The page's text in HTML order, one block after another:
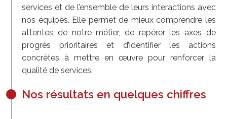
services et de l’ensemble de leurs interactions avec
nos équipes. Elle permet de mieux comprendre les
attentes de notre métier, de repérer les axes de
progrès prioritaires et d’identifier les actions
concrètes à mettre en œuvre pour renforcer la
qualité de services.
Nos résultats en quelques chiffres